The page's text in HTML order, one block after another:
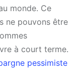
monde. Ce
ne pouvons être
à court terme.
pessimiste